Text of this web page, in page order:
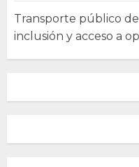
Transporte público
inclusión y acceso a